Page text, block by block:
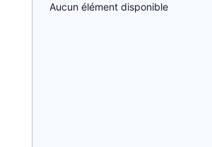
Aucun élément disponible